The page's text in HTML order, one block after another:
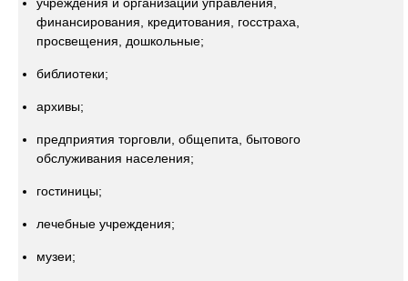
финансирования, кредитования, госстраха,
просвещения, дошкольные;
библиотеки;
архивы;
предприятия торговли, общепита, бытового
обслуживания населения;
гостиницы;
лечебные учреждения;
музеи;